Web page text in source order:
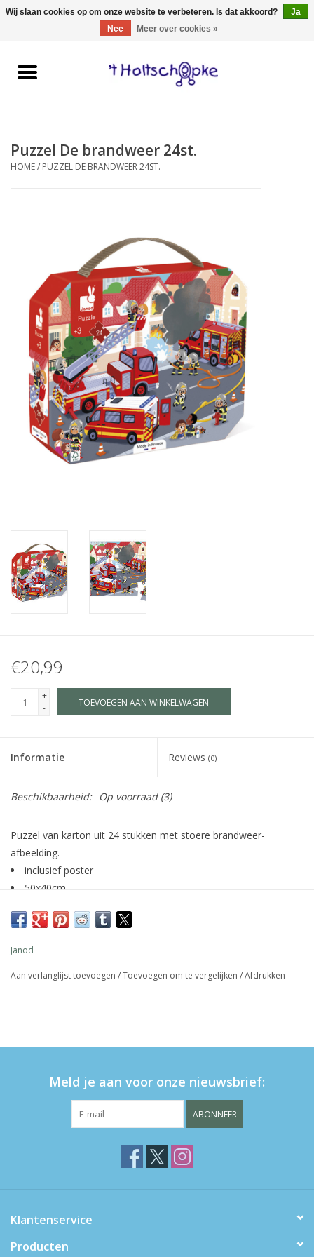
0 Artikelen - €0,00
Home
spellen
kinderkamer
eten & drinken
knuffels
boeken
Puzzel De brandweer 24st.
HOME/ PUZZEL DE BRANDWEER 24ST.
€20,99
+
-
TOEVOEGEN AAN WINKELWAGEN
Informatie Reviews (0)
Beschikbaarheid: Op voorraad(3)
Puzzel van karton uit 24 stukken met stoere brandweer-
afbeelding.
inclusief poster
50x40cm
handvat
Janod
Aan verlanglijst toevoegen /Toevoegen om te vergelijken /Afdrukken
Meld je aan voor onze nieuwsbrief:
ABONNEER
Klantenservice
Producten
Wij slaan cookies op om onze website te verbeteren. Is dat akkoord?
Ja
Nee
Meer over cookies »